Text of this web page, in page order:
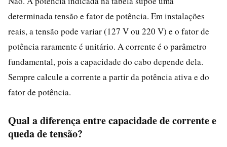
determinada tensão e fator de potência. Em instalações
reais, a tensão pode variar (127 V ou 220 V) e o fator de
potência raramente é unitário. A corrente é o parâmetro
fundamental, pois a capacidade do cabo depende dela.
Sempre calcule a corrente a partir da potência ativa e do
fator de potência.
Qual a diferença entre capacidade de corrente e
queda de tensão?